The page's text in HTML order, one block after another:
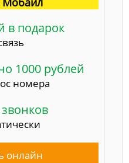
в подарок
1000 рублей
номера
онлайн